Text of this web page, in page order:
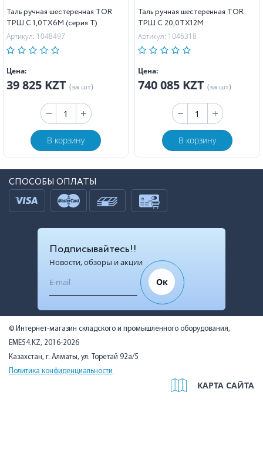
Таль ручная шестеренная TOR
ТРШ C 1,0ТХ6М (серия T)
Артикул: 1048497
Цена:
39 825 KZT (за шт)
В корзину
Таль ручная шестеренная TOR
ТРШ C 20,0ТХ12М
Артикул: 1046318
Цена:
740 085 KZT (за шт)
В корзину
СПОСОБЫ ОПЛАТЫ
Подписывайтесь!!
Новости, обзоры и акции
Ок
© Интернет-магазин складского и промышленного оборудования,
EME54.KZ, 2016-2026
Казахстан, г. Алматы, ул. Торетай 92а/5
Политика конфиденциальности
КАРТА САЙТА